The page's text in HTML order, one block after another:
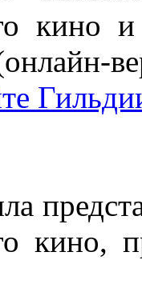
кино
кино,